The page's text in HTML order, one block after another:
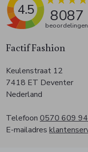
Factif Fashion
Keulenstraat 12
7418 ET Deventer
Nederland
Telefoon 0570 609
E-mailadres
4.5 8087
beoordelingen